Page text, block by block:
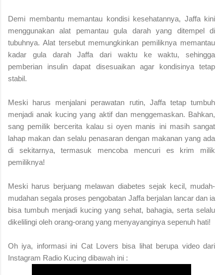
Demi membantu memantau kondisi kesehatannya, Jaffa kini
menggunakan alat pemantau gula darah yang ditempel di
tubuhnya. Alat tersebut memungkinkan pemiliknya memantau
kadar gula darah Jaffa dari waktu ke waktu, sehingga
pemberian insulin dapat disesuaikan agar kondisinya tetap
stabil.
Meski harus menjalani perawatan rutin, Jaffa tetap tumbuh
menjadi anak kucing yang aktif dan menggemaskan. Bahkan,
sang pemilik bercerita kalau si oyen manis ini masih sangat
lahap makan dan selalu penasaran dengan makanan yang ada
di sekitarnya, termasuk mencoba mencuri es krim milik
pemiliknya!
Meski harus berjuang melawan diabetes sejak kecil, mudah-
mudahan segala proses pengobatan Jaffa berjalan lancar dan ia
bisa tumbuh menjadi kucing yang sehat, bahagia, serta selalu
dikelilingi oleh orang-orang yang menyayanginya sepenuh hati!
Oh iya, informasi ini Cat Lovers bisa lihat berupa video dari
Instagram Radio Kucing dibawah ini :